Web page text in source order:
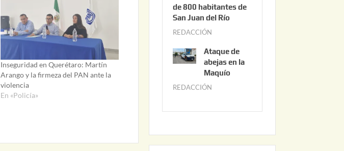
Inseguridad en Querétaro: Martín
Arango y la firmeza del PAN ante la
violencia
En «Policía»
0
0
2
6
de 800 habitantes de
San Juan del Río
REDACCIÓN
n
i
0
2
Ataque de
abejas en la
Maquío
REDACCIÓN
y